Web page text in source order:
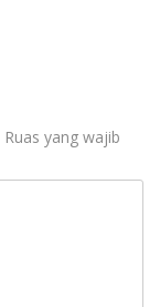
Ruas yang wajib